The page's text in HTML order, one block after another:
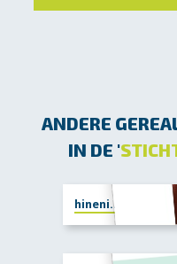
ANDERE
IN DE '
hineni.nu